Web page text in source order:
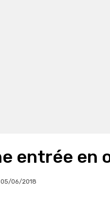
entrée en
05/06/2018